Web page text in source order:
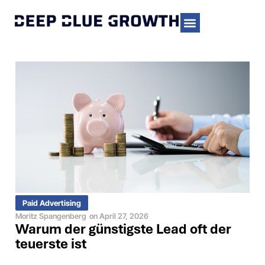
Paid Advertising
Moritz Spangenberg onApril 27, 2026
Warum der günstigste Lead oft der
teuerste ist